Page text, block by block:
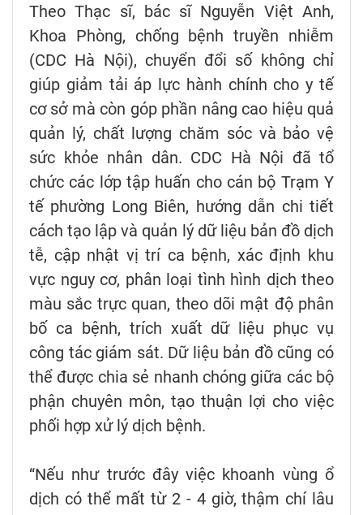
Theo Thạc sĩ, bác sĩ Nguyễn Việt Anh,
Khoa Phòng, chống bệnh truyền nhiễm
(CDC Hà Nội), chuyển đổi số không chỉ
giúp giảm tải áp lực hành chính cho y tế
cơ sở mà còn góp phần nâng cao hiệu quả
quản lý, chất lượng chăm sóc và bảo vệ
sức khỏe nhân dân. CDC Hà Nội đã tổ
chức các lớp tập huấn cho cán bộ Trạm Y
tế phường Long Biên, hướng dẫn chi tiết
cách tạo lập và quản lý dữ liệu bản đồ dịch
tễ, cập nhật vị trí ca bệnh, xác định khu
vực nguy cơ, phân loại tình hình dịch theo
màu sắc trực quan, theo dõi mật độ phân
bố ca bệnh, trích xuất dữ liệu phục vụ
công tác giám sát. Dữ liệu bản đồ cũng có
thể được chia sẻ nhanh chóng giữa các bộ
phận chuyên môn, tạo thuận lợi cho việc
phối hợp xử lý dịch bệnh.
“Nếu như trước đây việc khoanh vùng ổ
dịch có thể mất từ 2 - 4 giờ, thậm chí lâu